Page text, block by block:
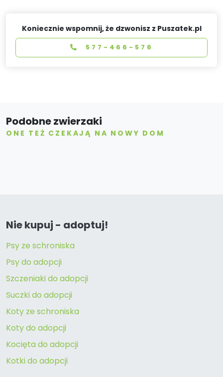
Koniecznie wspomnij, że dzwonisz z Puszatek.pl
577-466-576
Podobne zwierzaki
ONE TEŻ CZEKAJĄ NA NOWY DOM
Nie kupuj - adoptuj!
Psy ze schroniska
Psy do adopcji
Szczeniaki do adopcji
Suczki do adopcji
Koty ze schroniska
Koty do adopcji
Kocięta do adopcji
Kotki do adopcji